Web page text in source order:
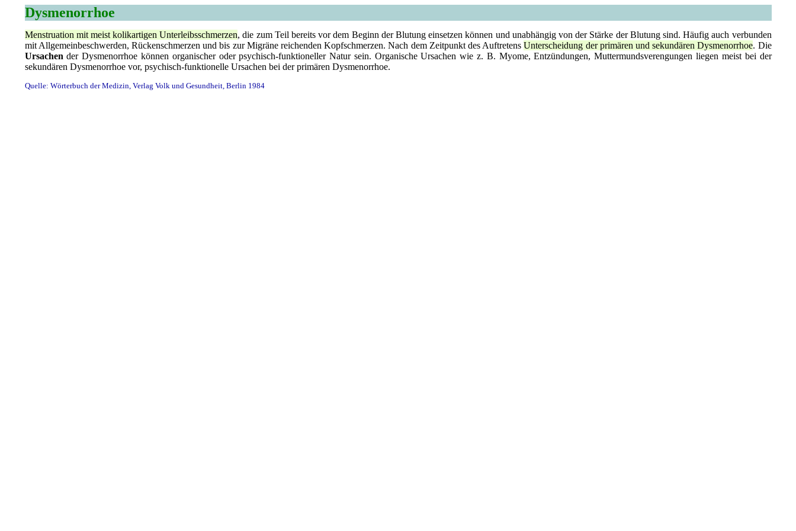
Dysmenorrhoe
Menstruation mit meist kolikartigen Unterleibsschmerzen, die zum Teil bereits vor dem Beginn der Blutung einsetzen können und unabhängig von der Stärke der Blutung sind. Häufig auch verbunden
mit Allgemeinbeschwerden, Rückenschmerzen und bis zur Migräne reichenden Kopfschmerzen. Nach dem Zeitpunkt des AuftretensUnterscheidung der primären und sekundärenDysmenorrhoe. Die
Ursachen der Dysmenorrhoe können organischer oder psychisch-funktioneller Natur sein. Organische Ursachen wie z. B. Myome, Entzündungen, Muttermundsverengungen liegen meist bei der
sekundären Dysmenorrhoe vor, psychisch-funktionelle Ursachen bei der primären Dysmenorrhoe.
Quelle: Wörterbuch der Medizin, Verlag Volk und Gesundheit, Berlin 1984